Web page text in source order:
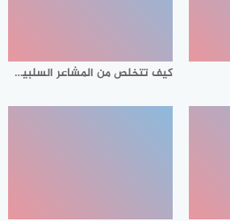
كيف تتخلص من المشاعر السلبية وتستعيد حياتك من جديد